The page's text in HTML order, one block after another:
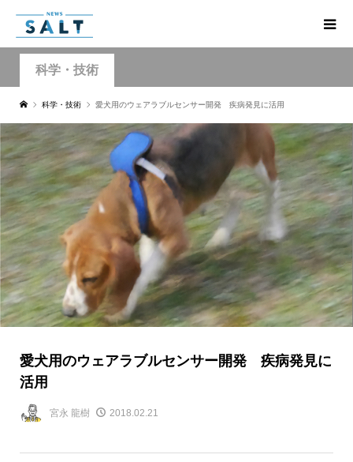
科学・技術
科学・技術 愛犬用のウェアラブルセンサー開発 疾病発見に活用
愛犬用のウェアラブルセンサー開発 疾病発見に
活用
宮永 龍樹 2018.02.21